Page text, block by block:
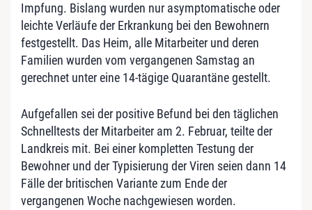
Impfung. Bislang wurden nur asymptomatische oder
leichte Verläufe der Erkrankung bei den Bewohnern
festgestellt. Das Heim, alle Mitarbeiter und deren
Familien wurden vom vergangenen Samstag an
gerechnet unter eine 14-tägige Quarantäne gestellt.
Aufgefallen sei der positive Befund bei den täglichen
Schnelltests der Mitarbeiter am 2. Februar, teilte der
Landkreis mit. Bei einer kompletten Testung der
Bewohner und der Typisierung der Viren seien dann 14
Fälle der britischen Variante zum Ende der
vergangenen Woche nachgewiesen worden.